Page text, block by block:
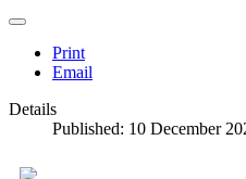
Print
Email
Details
Published: 10 December